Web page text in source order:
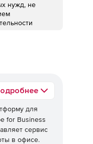
нужд, не
для
for Business
сервис
в офисе.